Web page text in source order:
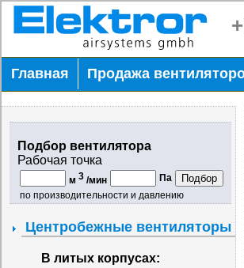
Главная Продажа
Подбор вентилятора
Рабочая точка
м 3 /мин
Па
по производительности и давлению
Центробежные вентиляторы
В литых корпусах: